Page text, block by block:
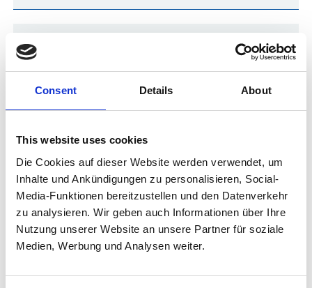
Consent Details About
This website uses cookies
Die Cookies auf dieser Website werden verwendet, um
Inhalte und Ankündigungen zu personalisieren, Social-
Media-Funktionen bereitzustellen und den Datenverkehr
zu analysieren. Wir geben auch Informationen über Ihre
Nutzung unserer Website an unsere Partner für soziale
Medien, Werbung und Analysen weiter.
Taille De Fichier
Maximale De 10 Mo.